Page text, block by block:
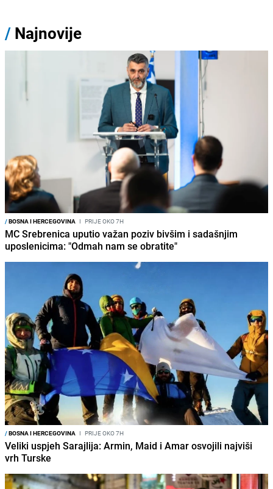
/ Najnovije
/BOSNA I HERCEGOVINA I PRIJE OKO 7H
MC Srebrenica uputio važan poziv bivšim i sadašnjim
uposlenicima: "Odmah nam se obratite"
/BOSNA I HERCEGOVINA I PRIJE OKO 7H
Veliki uspjeh Sarajlija: Armin, Maid i Amar osvojili najviši
vrh Turske